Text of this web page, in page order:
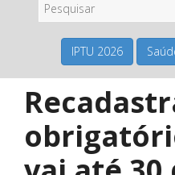
IPTU 2026